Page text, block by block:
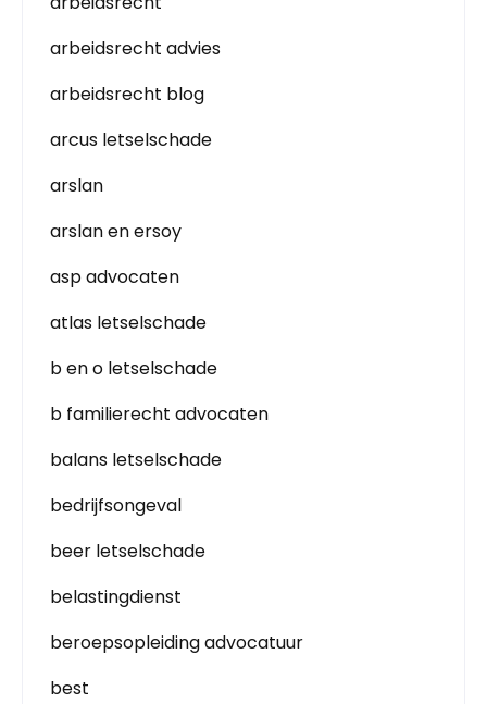
arbeidsrecht advies
arbeidsrecht blog
arcus letselschade
arslan
arslan en ersoy
asp advocaten
atlas letselschade
b en o letselschade
b familierecht advocaten
balans letselschade
bedrijfsongeval
beer letselschade
belastingdienst
beroepsopleiding advocatuur
best